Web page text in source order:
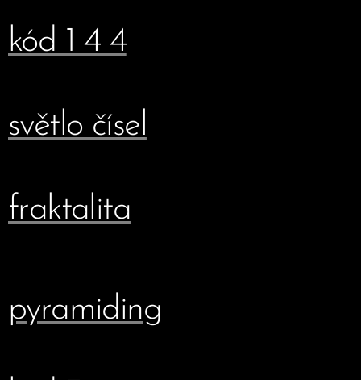
kód 1 4 4
světlo čísel
fraktalita
pyramiding